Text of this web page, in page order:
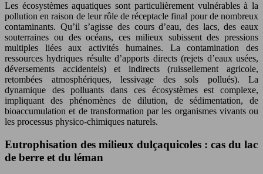
Les écosystèmes aquatiques sont particulièrement vulnérables à la
pollution en raison de leur rôle de réceptacle final pour de nombreux
contaminants. Qu’il s’agisse des cours d’eau, des lacs, des eaux
souterraines ou des océans, ces milieux subissent des pressions
multiples liées aux activités humaines. La contamination des
ressources hydriques résulte d’apports directs (rejets d’eaux usées,
déversements accidentels) et indirects (ruissellement agricole,
retombées atmosphériques, lessivage des sols pollués). La
dynamique des polluants dans ces écosystèmes est complexe,
impliquant des phénomènes de dilution, de sédimentation, de
bioaccumulation et de transformation par les organismes vivants ou
les processus physico-chimiques naturels.
Eutrophisation des milieux dulçaquicoles : cas du lac
de berre et du léman